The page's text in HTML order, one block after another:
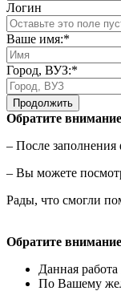
Логин
Ваше имя:*
Город, ВУЗ:*
Продолжить
Обратите
– После
– Вы можете
Рады, что смогли
Обратите
Данная
По Вашему